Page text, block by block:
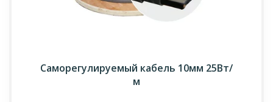
Саморегулируемый кабель 10мм 25Вт/
м